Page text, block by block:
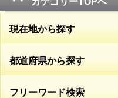
現在地から探す
都道府県から探す
フリーワード検索